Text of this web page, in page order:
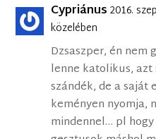
Cypriánus 2016.
közelében
Dzsaszper, én nem
lenne katolikus, azt
szándék, de a saját
keményen nyomja,
mindennel… pl